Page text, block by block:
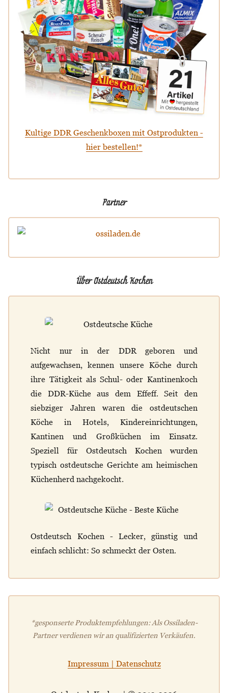
Kultige DDR Geschenkboxen mit Ostprodukten -
hier bestellen!*
Partner
Über Ostdeutsch Kochen
Nicht nur in der DDR geboren und
aufgewachsen, kennen unsere Köche durch
ihre Tätigkeit als Schul- oder Kantinenkoch
die DDR-Küche aus dem Effeff. Seit den
siebziger Jahren waren die ostdeutschen
Köche in Hotels, Kindereinrichtungen,
Kantinen und Großküchen im Einsatz.
Speziell für Ostdeutsch Kochen wurden
typisch ostdeutsche Gerichte am heimischen
Küchenherd nachgekocht.
Ostdeutsch Kochen - Lecker, günstig und
einfach schlicht: So schmeckt der Osten.
*gesponserte Produktempfehlungen: Als Ossiladen-
Partner verdienen wir an qualifizierten Verkäufen.
Impressum | Datenschutz